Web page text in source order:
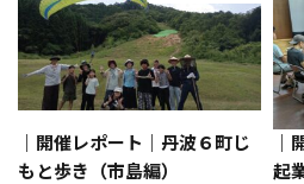
｜開催レポート｜丹波６町じ
もと歩き（市島編）
起